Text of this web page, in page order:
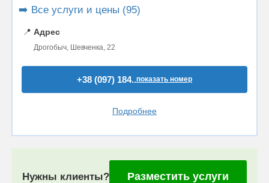
➡️ Все услуги и цены (95)
📍 Адрес
Дрогобыч, Шевченка, 22
+38 (097) 184..показать номер
Подробнее
Нужны клиенты? Разместить услуги